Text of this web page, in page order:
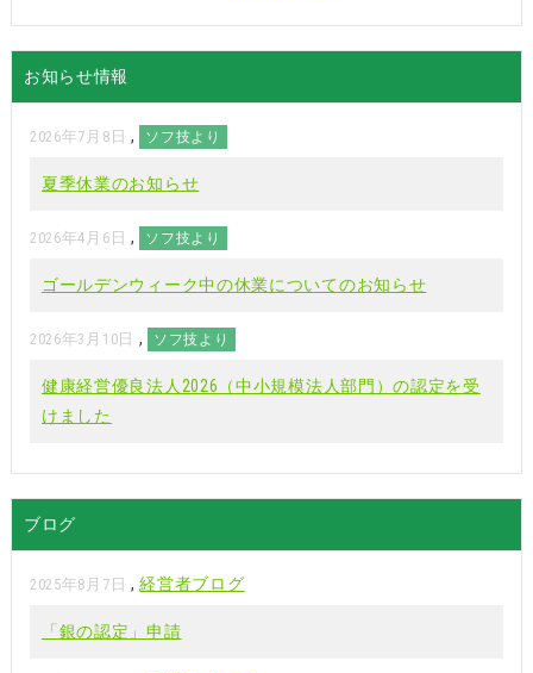
お知らせ情報
2026年7月8日 , ソフ技より
夏季休業のお知らせ
2026年4月6日 , ソフ技より
ゴールデンウィーク中の休業についてのお知らせ
2026年3月10日 , ソフ技より
健康経営優良法人2026（中小規模法人部門）の認定を受
けました
ブログ
2025年8月7日 ,経営者ブログ
「銀の認定」申請